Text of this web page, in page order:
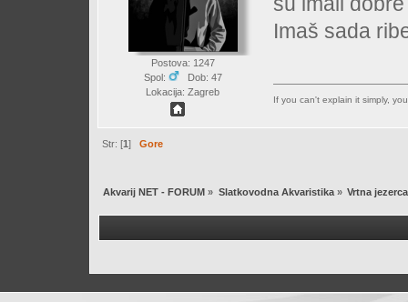
Postova: 1247
Spol:
Dob: 47
Lokacija: Zagreb
Imaš sada
If you can't explain it simply,
Str: [1]Gore
Akvarij NET - FORUM » Slatkovodna Akvaristika» Vrtna